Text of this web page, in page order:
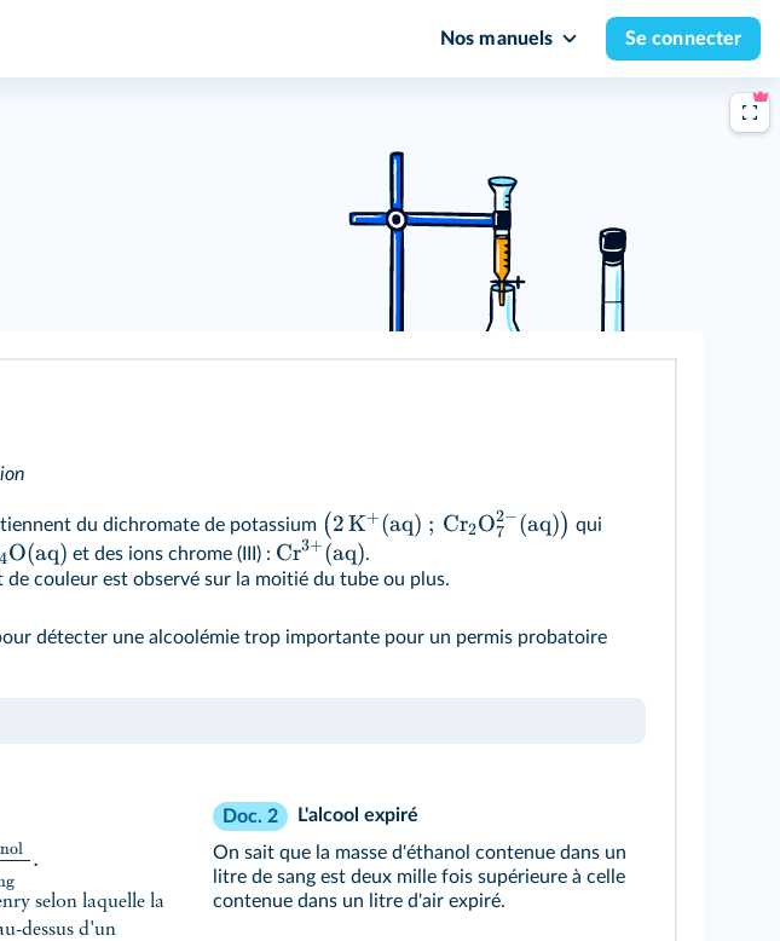
Nos manuels Se connecter
du dichromate de potassium (2K+(aq) ; Cr2O7
2−(aq)) qui
4O(aq) et des ions chrome (III) : Cr3+(aq).
couleur est observé sur la moitié du tube ou plus.
détecter une alcoolémie trop importante pour un permis probatoire
.
selon laquelle la
dessus d'un
Doc. 2
L'alcool expiré
On sait que la masse d'éthanol contenue dans un
litre de sang est deux mille fois supérieure à celle
contenue dans un litre d'air expiré.